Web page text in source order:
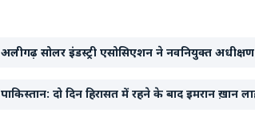
अलीगढ़ सोलर इंडस्ट्री एसोसिएशन ने नवनियुक्त
जॉर्जिया में पुरातत्वविदों ने खोजी 18 लाख साल पुरानी
पाकिस्तान: दो दिन हिरासत में रहने के बाद इमरान ख़ान